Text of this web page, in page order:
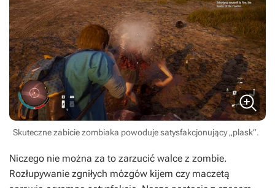
Skuteczne zabicie zombiaka powoduje satysfakcjonujący „plask”.
Niczego nie można za to zarzucić walce z zombie.
Rozłupywanie zgniłych mózgów kijem czy maczetą